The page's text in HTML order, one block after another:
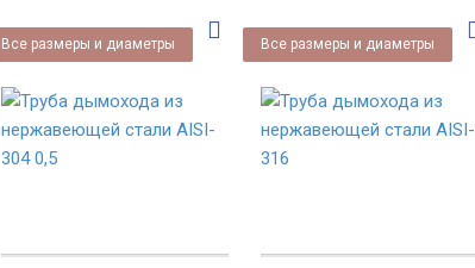
Все размеры и диаметры Все размеры и диаметры